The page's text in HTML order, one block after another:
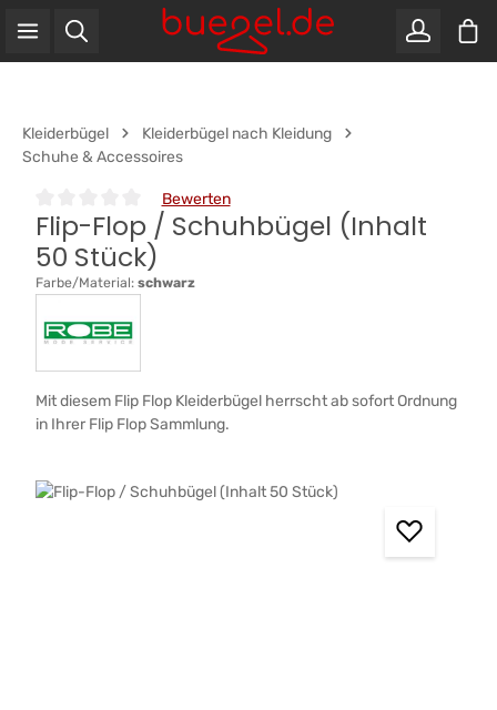
Zum Hauptinhalt springen
Kleiderbügel
Kleiderbügel nach Kleidung
Schuhe & Accessoires
Durchschnittliche Bewertung von 0 von 5 Sternen
Bewerten
Flip-Flop / Schuhbügel (Inhalt
50 Stück)
Farbe/Material: schwarz
Mit diesem Flip Flop Kleiderbügel herrscht ab sofort Ordnung
in Ihrer Flip Flop Sammlung.
Bildergalerie überspringen